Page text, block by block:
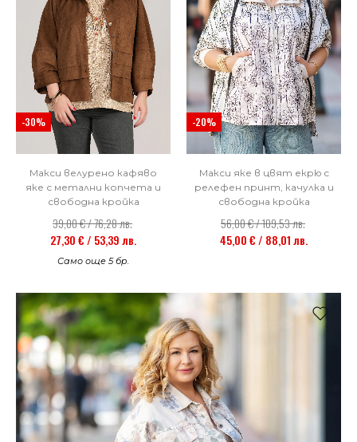
-30%
Макси велурено кафяво
яке с метални копчета и
свободна кройка
39,00 € / 76,28 лв.
27,30 € / 53,39 лв.
Само още 5 бр.
-20%
Макси яке в цвят екрю с
релефен принт, качулка и
свободна кройка
56,00 € / 109,53 лв.
45,00 € / 88,01 лв.